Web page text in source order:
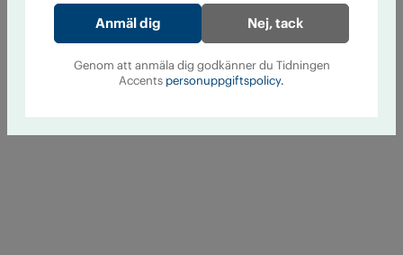
Nej, tack
Genom att anmäla dig godkänner du Tidningen
Accents personuppgiftspolicy.